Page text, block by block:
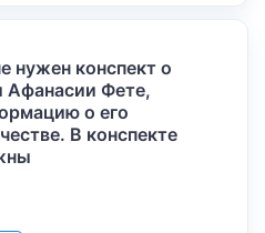
нужен конспект о
Афанасии Фете,
о его
В конспекте